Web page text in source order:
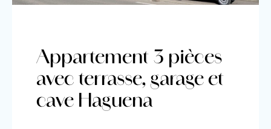
Appartement 3 pièces
avec terrasse, garage et
cave Haguena